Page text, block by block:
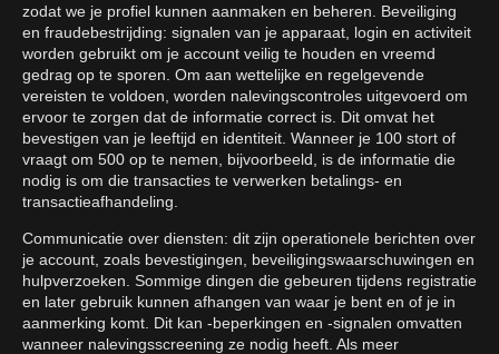
zodat we je profiel kunnen aanmaken en beheren. Beveiliging
en fraudebestrijding: signalen van je apparaat, login en activiteit
worden gebruikt om je account veilig te houden en vreemd
gedrag op te sporen. Om aan wettelijke en regelgevende
vereisten te voldoen, worden nalevingscontroles uitgevoerd om
ervoor te zorgen dat de informatie correct is. Dit omvat het
bevestigen van je leeftijd en identiteit. Wanneer je 100 stort of
vraagt om 500 op te nemen, bijvoorbeeld, is de informatie die
nodig is om die transacties te verwerken betalings- en
transactieafhandeling.
Communicatie over diensten: dit zijn operationele berichten over
je account, zoals bevestigingen, beveiligingswaarschuwingen en
hulpverzoeken. Sommige dingen die gebeuren tijdens registratie
en later gebruik kunnen afhangen van waar je bent en of je in
aanmerking komt. Dit kan -beperkingen en -signalen omvatten
wanneer nalevingsscreening ze nodig heeft. Als meer